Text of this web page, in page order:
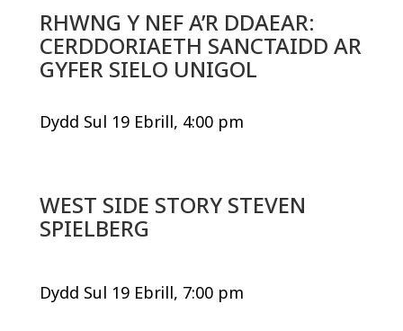
RHWNG Y NEF A’R DDAEAR:
CERDDORIAETH SANCTAIDD AR
GYFER SIELO UNIGOL
Dydd Sul 19 Ebrill, 4:00 pm
WEST SIDE STORY STEVEN
SPIELBERG
Dydd Sul 19 Ebrill, 7:00 pm